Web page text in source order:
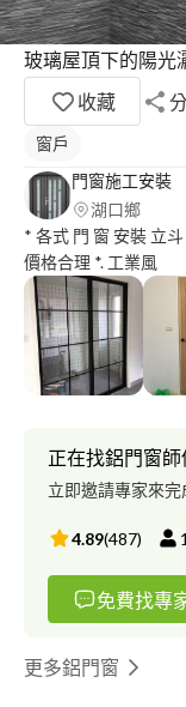
玻璃屋頂下的陽光
收藏
窗戶
門窗施工安裝
湖口鄉
* 各式 門 窗 安裝 立斗 施工 * 住家舊換新 * 新建工程 * 到府丈量 *
價格合理 *. 工業風
正在找鋁門窗師
立即邀請專家來完
4.89(487)
免費找專
更多鋁門窗